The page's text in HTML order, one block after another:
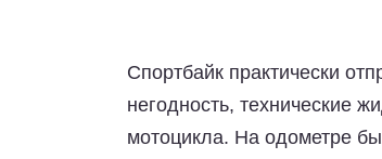
Спортбайк практически
негодность, технические
мотоцикла. На одометре